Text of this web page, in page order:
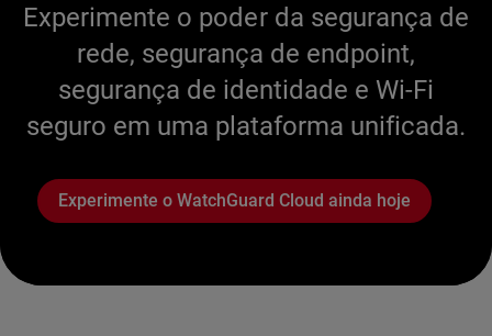
Experimente o poder da segurança de
rede, segurança de endpoint,
segurança de identidade e Wi-Fi
seguro em uma plataforma unificada.
Experimente o WatchGuard Cloud ainda hoje